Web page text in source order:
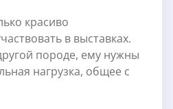
красиво
в выставках.
породе, ему нужны
нагрузка, общее с